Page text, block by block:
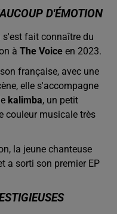
D'ÉMOTION
s'est fait connaître du
à The Voice en 2023.
française, avec une
elle s'accompagne
kalimba, un petit
couleur musicale très
la jeune chanteuse
a sorti son premier EP